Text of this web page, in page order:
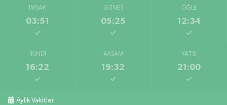
İMSAK
03:51
GÜNEŞ
05:25
ÖĞLE
12:34
İKINDI
16:22
AKŞAM
19:32
YATSI
21:00
Aylık Vakitler